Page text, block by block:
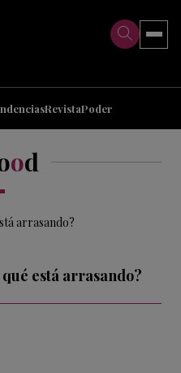
RevistaPoder
od
está arrasando?